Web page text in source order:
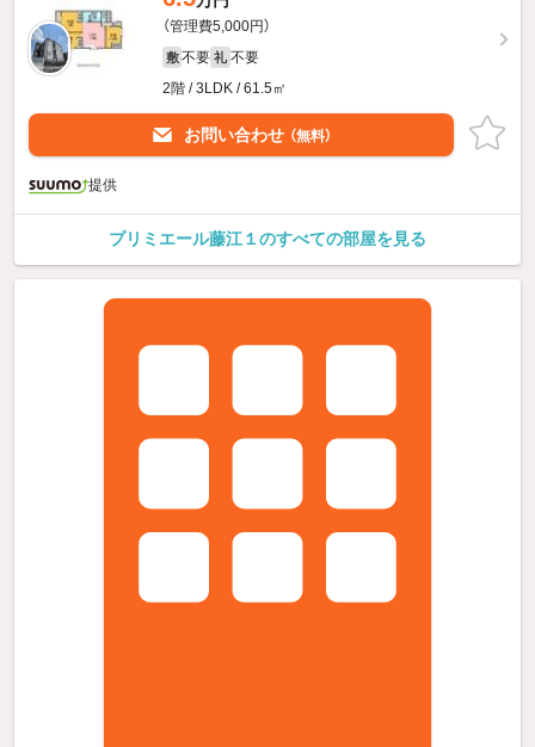
（管理費5,000円）
敷 不要 礼 不要
2階 / 3LDK / 61.5㎡
お問い合わせ （無料）
提供
プリミエール藤江１のすべての部屋を見る